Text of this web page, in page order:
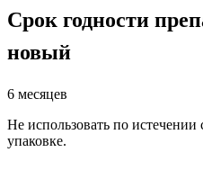
Срок годности
новый
6 месяцев
Не использовать по истечении
упаковке.